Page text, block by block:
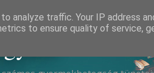
analyze traffic. Your IP address
to ensure quality of service,